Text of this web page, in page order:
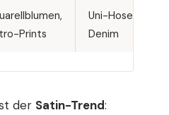
Prints
Uni-Hosen,
Denim
der Satin-Trend: